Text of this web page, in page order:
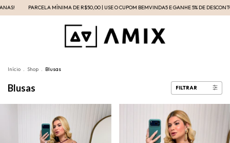
| USE O CUPOM BEMVINDA5 E GANHE 5% DE DESCONTO EM SUA COMPRA NO SITE |
Início . Shop . Blusas
Blusas FILTRAR